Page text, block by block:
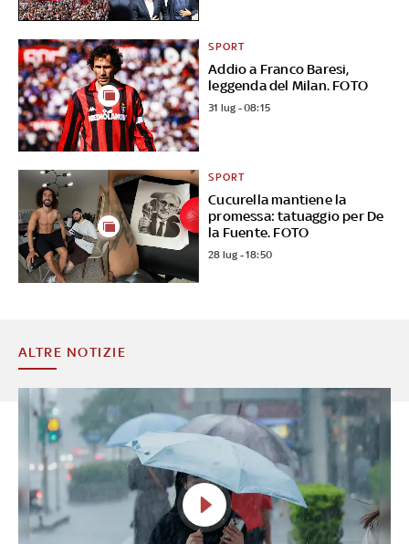
Addio a Franco Baresi,
leggenda del Milan. FOTO
SPORT
31 lug - 08:15
Cucurella mantiene la
promessa: tatuaggio per De
la Fuente. FOTO
SPORT
28 lug - 18:50
ALTRE NOTIZIE